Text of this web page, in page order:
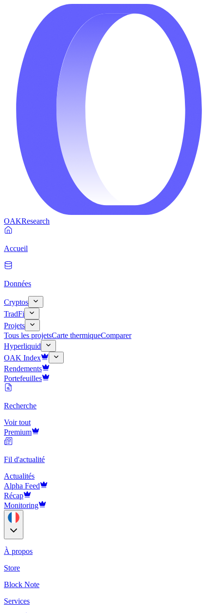
OAKResearch
Accueil
Données
Cryptos
TradFi
Projets
Tous les projetsCarte thermiqueComparer
Hyperliquid
OAK Index
Rendements
Portefeuilles
Recherche
Voir tout
Premium
Fil d'actualité
Actualités
Alpha Feed
Récap
Monitoring
À propos
Store
Block Note
Services